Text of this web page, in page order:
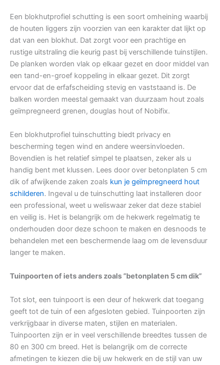
Een blokhutprofiel schutting is een soort omheining waarbij
de houten liggers zijn voorzien van een karakter dat lijkt op
dat van een blokhut. Dat zorgt voor een prachtige en
rustige uitstraling die keurig past bij verschillende tuinstijlen.
De planken worden vlak op elkaar gezet en door middel van
een tand-en-groef koppeling in elkaar gezet. Dit zorgt
ervoor dat de erfafscheiding stevig en vaststaand is. De
balken worden meestal gemaakt van duurzaam hout zoals
geïmpregneerd grenen, douglas hout of Nobifix.
Een blokhutprofiel tuinschutting biedt privacy en
bescherming tegen wind en andere weersinvloeden.
Bovendien is het relatief simpel te plaatsen, zeker als u
handig bent met klussen. Lees door over betonplaten 5 cm
dik of afwijkende zaken zoals kun je geïmpregneerd hout
schilderen. Ingeval u de tuinschutting laat installeren door
een professional, weet u weliswaar zeker dat deze stabiel
en veilig is. Het is belangrijk om de hekwerk regelmatig te
onderhouden door deze schoon te maken en desnoods te
behandelen met een beschermende laag om de levensduur
langer te maken.
Tuinpoorten of iets anders zoals “betonplaten 5 cm dik”
Tot slot, een tuinpoort is een deur of hekwerk dat toegang
geeft tot de tuin of een afgesloten gebied. Tuinpoorten zijn
verkrijgbaar in diverse maten, stijlen en materialen.
Tuinpoorten zijn er in veel verschillende breedtes tussen de
80 en 300 cm breed. Het is belangrijk om de correcte
afmetingen te kiezen die bij uw hekwerk en de stijl van uw